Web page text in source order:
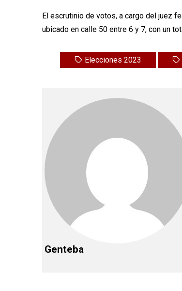
El escrutinio de votos, a cargo del juez
ubicado en calle 50 entre 6 y 7, con un
Elecciones 2023
Genteba